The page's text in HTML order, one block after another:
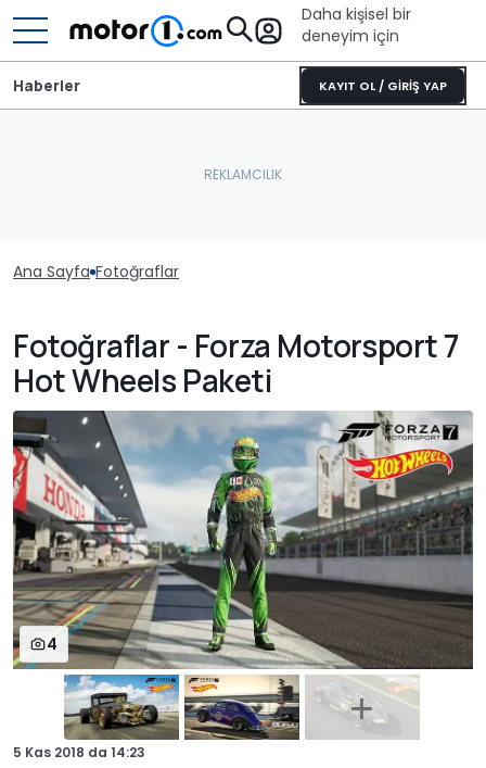
Daha kişisel bir
deneyim için
KAYIT OL / GİRİŞ YAP
Haberler
Ana Sayfa Fotoğraflar
Fotoğraflar - Forza Motorsport 7
Hot Wheels Paketi
4
5 Kas 2018 da 14:23